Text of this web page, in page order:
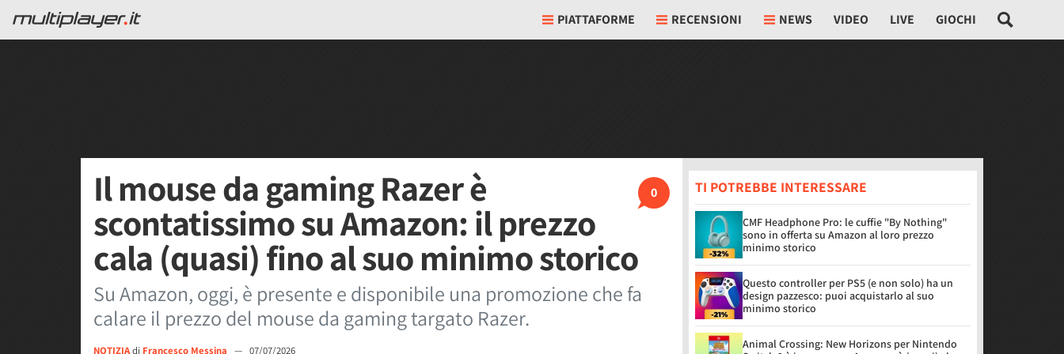
PIATTAFORME RECENSIONI NEWS VIDEO LIVE GIOCHI
0
Il mouse da gaming Razer è
scontatissimo su Amazon: il prezzo
cala (quasi) fino al suo minimo storico
Su Amazon, oggi, è presente e disponibile una promozione che fa
calare il prezzo del mouse da gaming targato Razer.
NOTIZIAdi Francesco Messina — 07/07/2026
TI POTREBBE INTERESSARE
CMF Headphone Pro: le cuffie "By Nothing"
sono in offerta su Amazon al loro prezzo
minimo storico
Questo controller per PS5 (e non solo) ha un
design pazzesco: puoi acquistarlo al suo
minimo storico
Animal Crossing: New Horizons per Nintendo